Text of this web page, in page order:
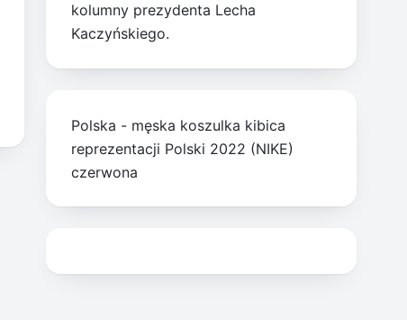
kolumny prezydenta Lecha
Kaczyńskiego.
Polska - męska koszulka kibica
reprezentacji Polski 2022 (NIKE)
czerwona